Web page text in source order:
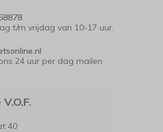
t/m vrijdag van 10-17 uur.
24 uur per dag mailen
40